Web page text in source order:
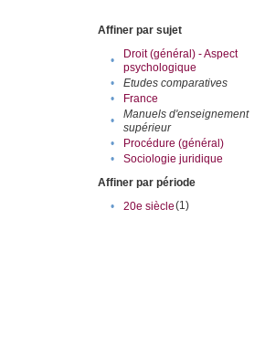
Affiner par sujet
•
Droit (général) - Aspect
psychologique
• Etudes comparatives
•
France
•
Manuels d'enseignement
supérieur
• Procédure (général)
•
Sociologie juridique
Affiner par période
•
20e siècle(1)